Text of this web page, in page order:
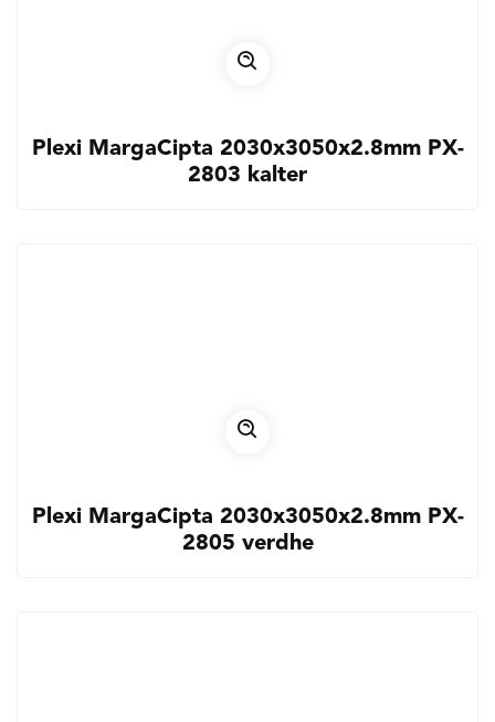
Plexi MargaCipta 2030x3050x2.8mm PX-
2803 kalter
Plexi MargaCipta 2030x3050x2.8mm PX-
2805 verdhe